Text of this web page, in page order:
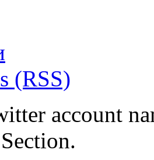
(RSS)
account